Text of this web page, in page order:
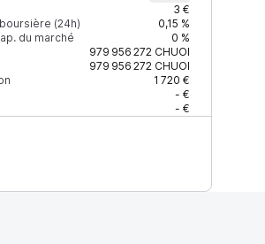
3 €
(24h)
0,15 %
du marché
0 %
979 956 272CHUOI
979 956 272CHUOI
1 720 €
- €
- €
Confiance Mis à jour